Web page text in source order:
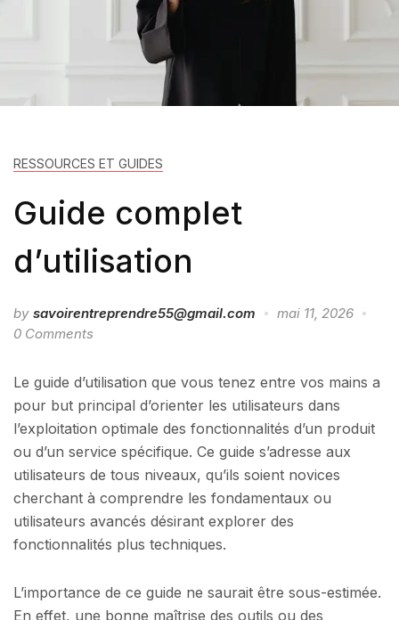
RESSOURCES ET GUIDES
Guide complet
d’utilisation
by savoirentreprendre55@gmail.com
mai 11, 2026
0 Comments
Le guide d’utilisation que vous tenez entre vos mains a
pour but principal d’orienter les utilisateurs dans
l’exploitation optimale des fonctionnalités d’un produit
ou d’un service spécifique. Ce guide s’adresse aux
utilisateurs de tous niveaux, qu’ils soient novices
cherchant à comprendre les fondamentaux ou
utilisateurs avancés désirant explorer des
fonctionnalités plus techniques.
L’importance de ce guide ne saurait être sous-estimée.
En effet, une bonne maîtrise des outils ou des